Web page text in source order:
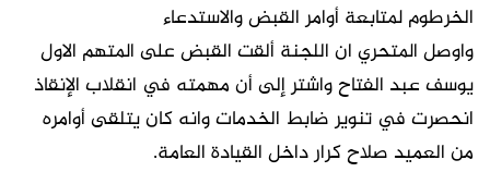
الخرطوم لمتابعة أوامر القبض والاستدعاء
واوصل المتحري ان اللجنة ألقت القبض على المتهم الاول
يوسف عبد الفتاح واشتر إلى أن مهمته في انقلاب الإنقاذ
انحصرت في تنوير ضابط الخدمات وانه كان يتلقى أوامره
من العميد صلاح كرار داخل القيادة العامة.